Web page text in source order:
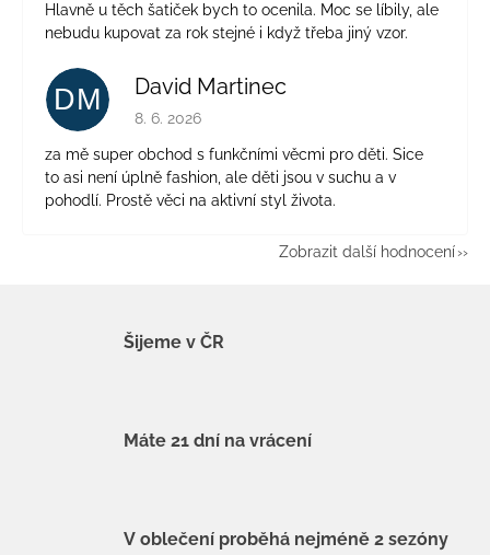
Hlavně u těch šatiček bych to ocenila. Moc se líbily, ale
nebudu kupovat za rok stejné i když třeba jiný vzor.
DM David Martinec
Hodnocení obchodu je 5 z 5 hvězdiček.
8. 6. 2026
za mě super obchod s funkčními věcmi pro děti. Sice
to asi není úplně fashion, ale děti jsou v suchu a v
pohodlí. Prostě věci na aktivní styl života.
Zobrazit další hodnocení
Šijeme v ČR
Máte 21 dní na vrácení
V oblečení proběhá nejméně 2 sezóny